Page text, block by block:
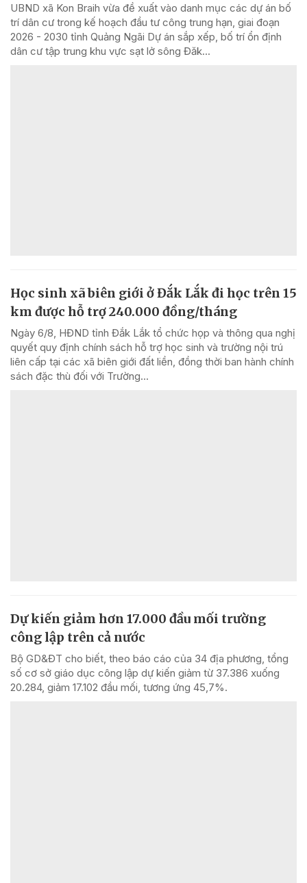
UBND xã Kon Braih vừa đề xuất vào danh mục các dự án bố
trí dân cư trong kế hoạch đầu tư công trung hạn, giai đoạn
2026 - 2030 tỉnh Quảng Ngãi Dự án sắp xếp, bố trí ổn định
dân cư tập trung khu vực sạt lở sông Đăk...
Học sinh xã biên giới ở Đắk Lắk đi học trên 15
km được hỗ trợ 240.000 đồng/tháng
Ngày 6/8, HĐND tỉnh Đắk Lắk tổ chức họp và thông qua nghị
quyết quy định chính sách hỗ trợ học sinh và trường nội trú
liên cấp tại các xã biên giới đất liền, đồng thời ban hành chính
sách đặc thù đối với Trường...
Dự kiến giảm hơn 17.000 đầu mối trường
công lập trên cả nước
Bộ GD&ĐT cho biết, theo báo cáo của 34 địa phương, tổng
số cơ sở giáo dục công lập dự kiến giảm từ 37.386 xuống
20.284, giảm 17.102 đầu mối, tương ứng 45,7%.